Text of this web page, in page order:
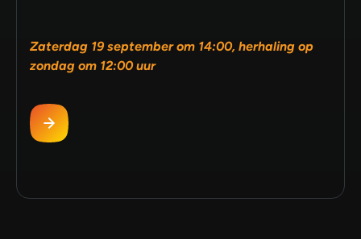
Zaterdag 19 september om 14:00, herhaling op
zondag om 12:00 uur